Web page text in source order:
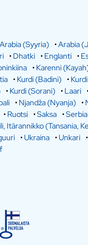
Arabia (Syyria) •Arabia
•Dhatki •Englanti •
•Karenni
•Kurdi (Badini) •
•Kurdi (Sorani) •Laari
•Njandža (Nyanja) •
•Ruotsi •Saksa •Serbia
Itärannikko (Tansania,
•Ukraina •Unkari •